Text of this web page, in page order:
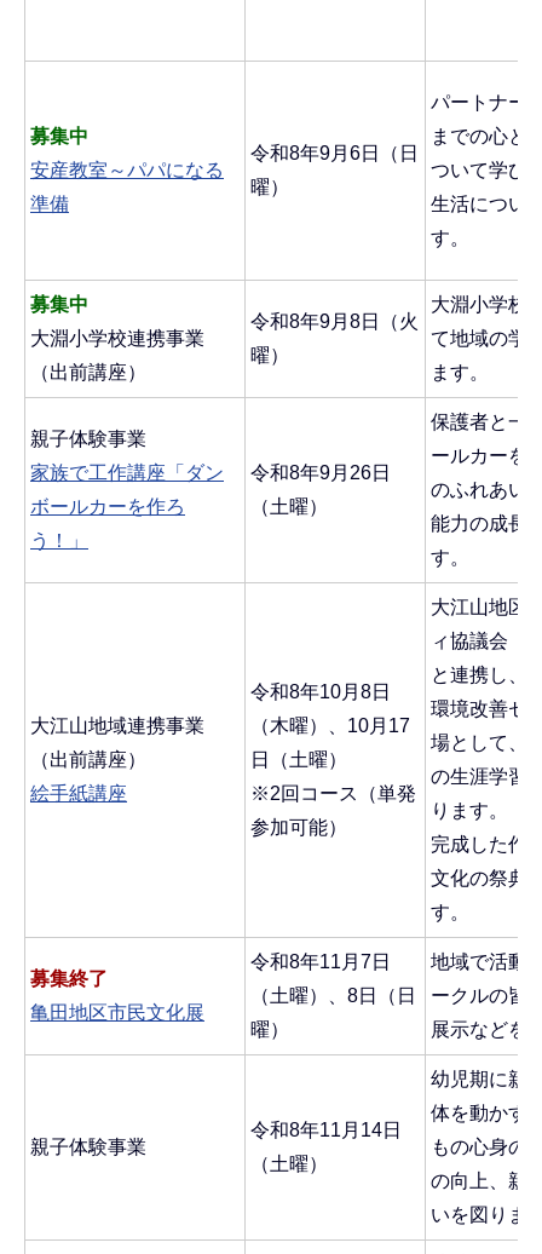
募集中
安産教室～パパになる
準備
令和8年9月6日（日
曜）
パートナー
までの心と
ついて学び
生活につい
す。
募集中
大淵小学校連携事業
（出前講座）
令和8年9月8日（火
曜）
大淵小学校
て地域の学
ます。
親子体験事業
家族で工作講座「ダン
ボールカーを作ろ
う！」
令和8年9月26日
（土曜）
保護者と一
ールカーを
のふれあい
能力の成長
す。
大江山地域連携事業
（出前講座）
絵手紙講座
令和8年10月8日
（木曜）、10月17
日（土曜）
※2回コース（単発
参加可能）
大江山地区
ィ協議会
と連携し、
環境改善セ
場として、
の生涯学習
ります。
完成した作
文化の祭典
す。
募集終了
亀田地区市民文化展
令和8年11月7日
（土曜）、8日（日
曜）
地域で活動
ークルの皆
展示などを
親子体験事業
令和8年11月14日
（土曜）
幼児期に親
体を動かす
もの心身の
の向上、親
いを図りま